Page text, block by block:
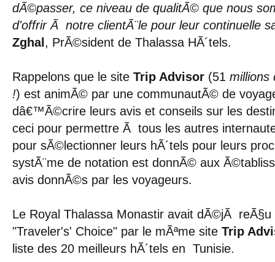
dÃ©passer, ce niveau de qualitÃ© que nous
d'offrir Ã notre clientÃ¨le pour leur continuelle
Zghal, PrÃ©sident de Thalassa HÃ´tels.
Rappelons que le site Trip Advisor (51 millions
!) est animÃ© par une communautÃ© de
dâ€™Ã©crire leurs avis et conseils sur les
ceci pour permettre Ã tous les autres
pour sÃ©lectionner leurs hÃ´tels pour leurs
systÃ¨me de notation est donnÃ© aux
avis donnÃ©s par les voyageurs.
Le Royal Thalassa Monastir avait dÃ©jÃ
"Traveler's' Choice" par le mÃªme site Trip
liste des 20 meilleurs hÃ´tels en Tunisie.